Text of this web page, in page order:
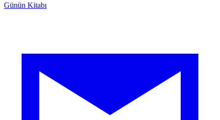
Günün Kitabı